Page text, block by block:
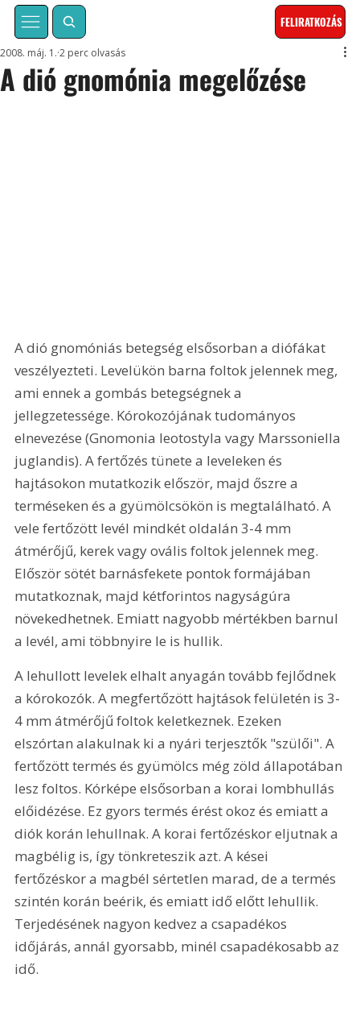
FELIRATKOZÁS
A dió gnomónia megelőzése
2008. máj. 1. 2 perc olvasás
A dió gnomóniás betegség elsősorban a diófákat
veszélyezteti. Levelükön barna foltok jelennek meg,
ami ennek a gombás betegségnek a
jellegzetessége. Kórokozójának tudományos
elnevezése (Gnomonia leotostyla vagy Marssoniella
juglandis). A fertőzés tünete a leveleken és
hajtásokon mutatkozik először, majd őszre a
terméseken és a gyümölcsökön is megtalálható. A
vele fertőzött levél mindkét oldalán 3-4 mm
átmérőjű, kerek vagy ovális foltok jelennek meg.
Először sötét barnásfekete pontok formájában
mutatkoznak, majd kétforintos nagyságúra
növekedhetnek. Emiatt nagyobb mértékben barnul
a levél, ami többnyire le is hullik.
A lehullott levelek elhalt anyagán tovább fejlődnek
a kórokozók. A megfertőzött hajtások felületén is 3-
4 mm átmérőjű foltok keletkeznek. Ezeken
elszórtan alakulnak ki a nyári terjesztők "szülői". A
fertőzött termés és gyümölcs még zöld állapotában
lesz foltos. Kórképe elsősorban a korai lombhullás
előidézése. Ez gyors termés érést okoz és emiatt a
diók korán lehullnak. A korai fertőzéskor eljutnak a
magbélig is, így tönkreteszik azt. A kései
fertőzéskor a magbél sértetlen marad, de a termés
szintén korán beérik, és emiatt idő előtt lehullik.
Terjedésének nagyon kedvez a csapadékos
időjárás, annál gyorsabb, minél csapadékosabb az
idő.